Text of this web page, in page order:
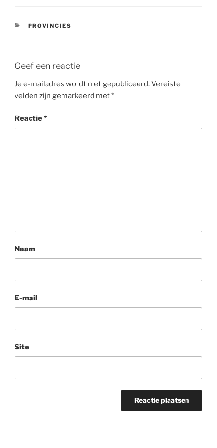
CATEGORIEËN
PROVINCIES
Geef een reactie
Je e-mailadres wordt niet gepubliceerd.Vereiste
velden zijn gemarkeerd met*
Reactie*
Naam
E-mail
Site